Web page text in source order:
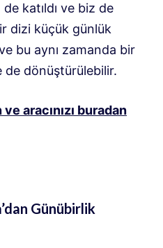
katıldı ve biz de
dizi küçük günlük
bu aynı zamanda bir
de dönüştürülebilir.
ve aracınızı buradan
Günübirlik